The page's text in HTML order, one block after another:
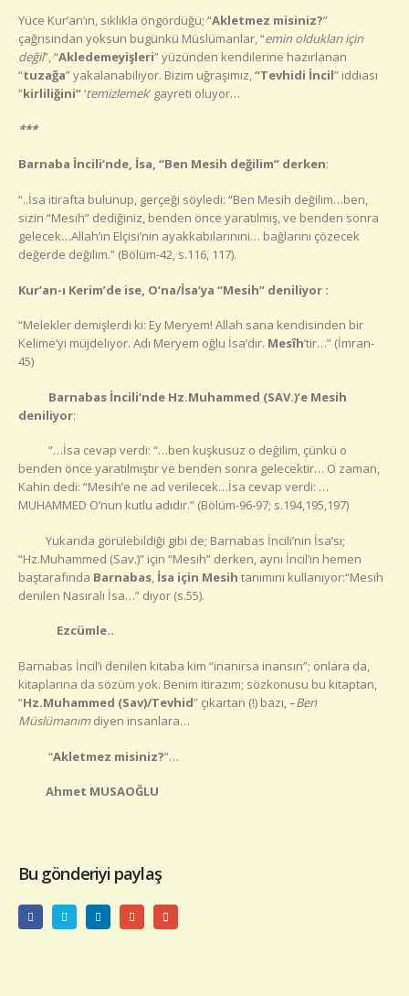
Yüce Kur’an’ın, sıklıkla öngördüğü; “Akletmez misiniz?”
çağrısından yoksun bugünkü Müslümanlar, “emin oldukları için
değil”, “Akledemeyişleri” yüzünden kendilerine hazırlanan
“tuzağa” yakalanabiliyor. Bizim uğraşımız,“Tevhidi İncil” iddiası
“kirliliğini”‘temizlemek’ gayreti oluyor…
***
Barnaba İncili’nde, İsa, “Ben Mesih değilim” derken:
“..İsa itirafta bulunup, gerçeği söyledi: “Ben Mesih değilim…ben,
sizin “Mesih” dediğiniz, benden önce yaratılmış, ve benden sonra
gelecek…Allah’ın Elçisi’nin ayakkabılarınıni… bağlarını çözecek
değerde değilim.” (Bölüm-42, s.116, 117).
Kur’an-ı Kerim’de ise, O’na/İsa’ya “Mesih” deniliyor :
“Melekler demişlerdi ki: Ey Meryem! Allah sana kendisinden bir
Kelime’yi müjdeliyor. Adı Meryem oğlu İsa’dır. Mesîh’tir…” (İmran-
45)
Barnabas İncili’nde Hz.Muhammed (SAV.)’e Mesih
deniliyor:
“…İsa cevap verdi: “…ben kuşkusuz o değilim, çünkü o
benden önce yaratılmıştır ve benden sonra gelecektir… O zaman,
Kahin dedi: “Mesih’e ne ad verilecek…İsa cevap verdi: …
MUHAMMED O’nun kutlu adıdır.” (Bölüm-96-97; s.194,195,197)
Yukarıda görülebildiği gibi de; Barnabas İncili’nin İsa’sı;
“Hz.Muhammed (Sav.)” için “Mesih” derken, aynı İncil’in hemen
baştarafında Barnabas, İsa için Mesih tanımını kullanıyor:“Mesih
denilen Nasıralı İsa…” diyor (s.55).
Ezcümle..
Barnabas İncil’i denilen kitaba kim “inanırsa inansın”; onlara da,
kitaplarına da sözüm yok. Benim itirazım; sözkonusu bu kitaptan,
“Hz.Muhammed (Sav)/Tevhid” çıkartan (!) bazı, –Ben
Müslümanımdiyen insanlara…
“Akletmez misiniz?”…
Ahmet MUSAOĞLU
Bu gönderiyi paylaş